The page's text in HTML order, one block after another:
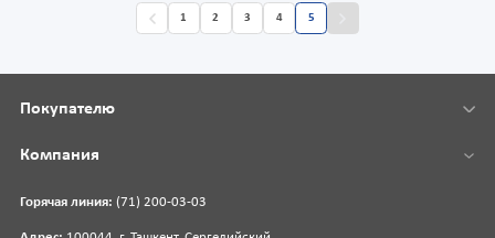
1 2 3 4 5
Горячая линия: (71) 200-03-03
Покупателю
Компания